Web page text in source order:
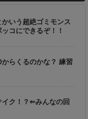
e
かいう超絶ゴミモンス
コにできるぞ！！
からくるのかな？ 練習
イク！？⇐みんなの回